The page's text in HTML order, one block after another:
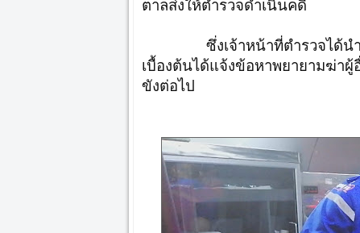
ตาลส่งให้ตำรวจดำเนินคดี
ซึ่งเจ้าหน้าที่ตำรวจได้นำตัว
เบื้องต้นได้แจ้งข้อหาพยายามฆ่า
ขังต่อไป